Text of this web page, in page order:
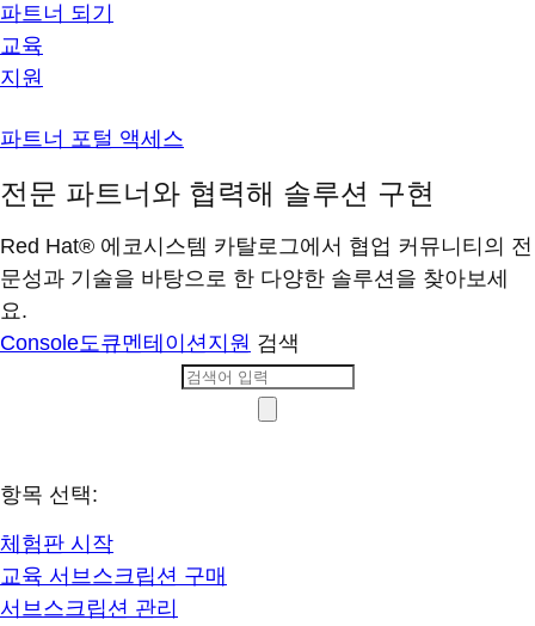
파트너 되기
교육
지원
파트너 포털 액세스
전문 파트너와 협력해 솔루션 구현
Red Hat® 에코시스템 카탈로그에서 협업 커뮤니티의 전
문성과 기술을 바탕으로 한 다양한 솔루션을 찾아보세
요.
Console도큐멘테이션지원 검색
항목 선택:
체험판 시작
교육 서브스크립션 구매
서브스크립션 관리